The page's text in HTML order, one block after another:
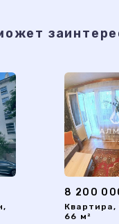
8 200
66 м²